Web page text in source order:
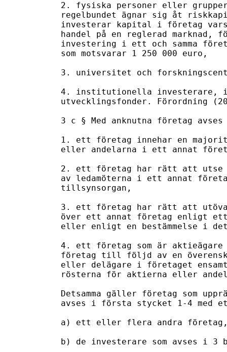
2. fysiska personer eller
regelbundet ägnar sig åt
investerar kapital i företag
handel på en reglerad marknad,
investering i ett och samma
som motsvarar 1 250 000 euro,
3. universitet och
4. institutionella investerare,
utvecklingsfonder. Förordning
3 c § Med anknutna företag
1. ett företag innehar en
eller andelarna i ett annat
2. ett företag har rätt att utse
av ledamöterna i ett annat
tillsynsorgan,
3. ett företag har rätt att utöva
över ett annat företag enligt
eller enligt en bestämmelse i
4. ett företag som är
företag till följd av en
eller delägare i företaget
rösterna för aktierna eller
Detsamma gäller företag som
avses i första stycket 1-4 med
a) ett eller flera andra
b) de investerare som avses i